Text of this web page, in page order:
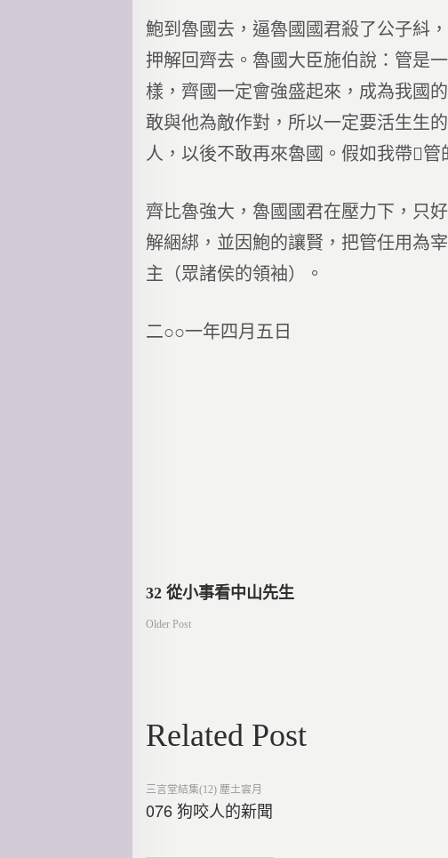
鮑到魯國去，逼魯國國君殺了公子紏
押解回齊去。魯國大臣施伯說：管是
樣，齊國一定會強盛起來，成為我國
敢與他為敵作對，所以一定要活生生
人，以後不敢再來魯國。假如我帶
齊比魯強大，魯國國君在壓力下，只
解綑綁，並因鮑的讓賢，把管任用為
主（眾諸侯的領袖）。
二○○一年四月五日
文
導
覽
32 從小事看中山先生
Older Post
Related Post
Posted
三言堂結集(12) 塵土雲月
076 狗咬人的新聞